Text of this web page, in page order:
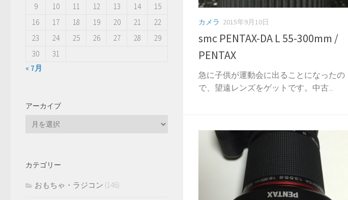
カメラ 2015年9月10日
smc PENTAX-DA L 55-300mm /
PENTAX
急に子供が運動会に出ることになったの
で、望遠レンズをゲットです。中古...
9
10 11 12 13 14
15
16
17 18 19 20 21
22
23
24 25 26 27 28
29
30
31
« 7月
アーカイブ
ブ
カテゴリー
おもちゃ・ラジコン (146)